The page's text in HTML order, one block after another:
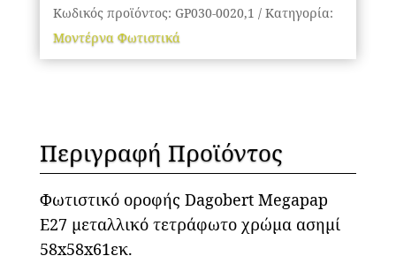
58x58x61εκ.
ποσότητα
Κωδικός προϊόντος: GP030-0020,1
Κατηγορία:
Μοντέρνα Φωτιστικά
Περιγραφή Προϊόντος
Φωτιστικό οροφής Dagobert Megapap
E27 μεταλλικό τετράφωτο χρώμα ασημί
58x58x61εκ.